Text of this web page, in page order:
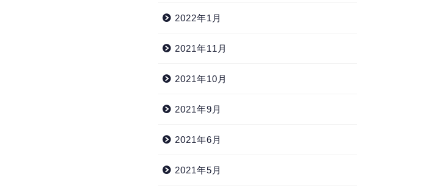
2022年1月
2021年11月
2021年10月
2021年9月
2021年6月
2021年5月